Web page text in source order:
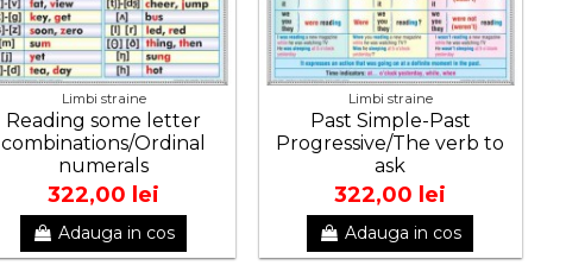
Limbi straine
Reading some letter
combinations/Ordinal
numerals
322,00 lei
Adauga in cos
Limbi straine
Past Simple-Past
Progressive/The verb to
ask
322,00 lei
Adauga in cos